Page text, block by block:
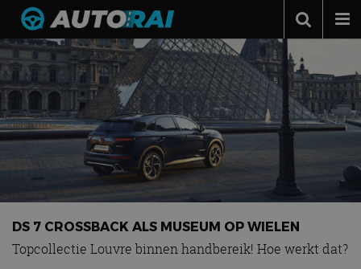
Autonieuws
Podcast
Autotests
Automerken
Adverteren
Contact
MotorRAI.nl
DS 7 CROSSBACK ALS MUSEUM OP WIELEN
Topcollectie Louvre binnen handbereik! Hoe werkt dat?